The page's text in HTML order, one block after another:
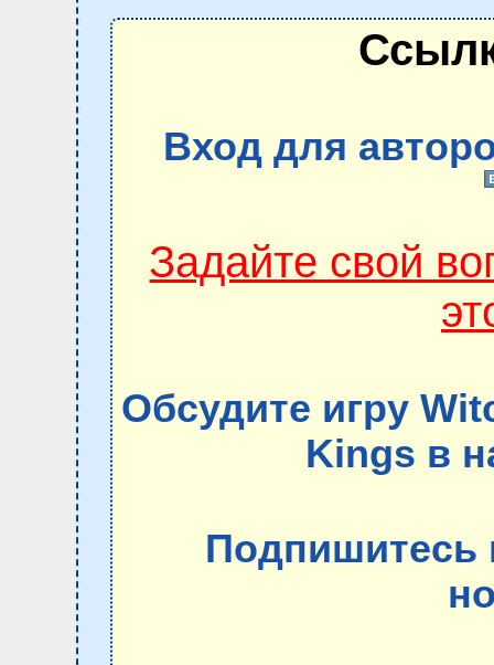
Вход для
Задайте свой
Обсудите игру
Kings в
Подпишитесь